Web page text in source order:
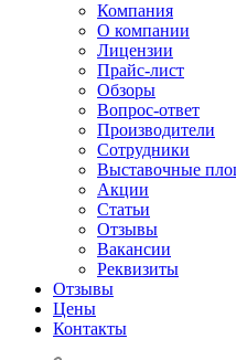
Компания
О компании
Лицензии
Прайс-лист
Обзоры
Вопрос-ответ
Производители
Сотрудники
Выставочные
Акции
Статьи
Отзывы
Вакансии
Реквизиты
Отзывы
Цены
Контакты